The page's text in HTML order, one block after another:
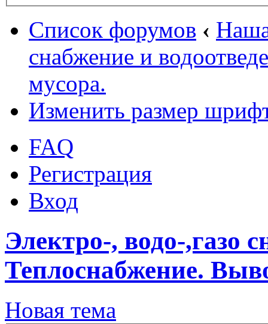
Список форумов ‹
снабжение и
мусора.
Изменить размер
FAQ
Регистрация
Вход
Электро-, водо-,газо
Теплоснабжение.
Новая тема